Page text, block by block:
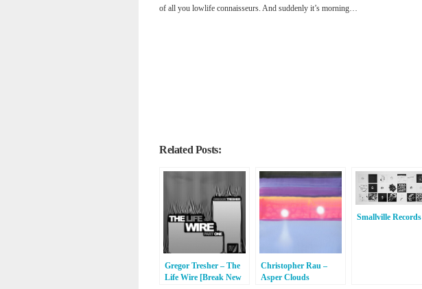
of all you lowlife connaisseurs. And suddenly it’s morning…
Related Posts:
Gregor Tresher – The
Life Wire [Break New
Christopher Rau –
Asper Clouds
Smallville Records